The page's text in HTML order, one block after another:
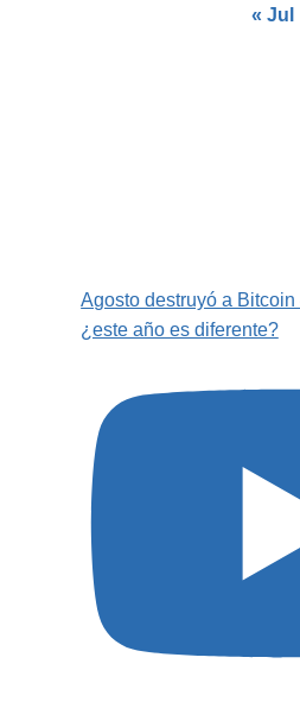
« Jul
Agosto destruyó a
¿este año es diferente?